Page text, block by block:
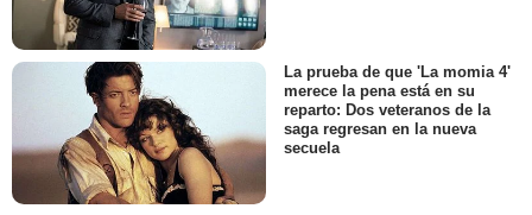
La prueba de que 'La momia 4'
merece la pena está en su
reparto: Dos veteranos de la
saga regresan en la nueva
secuela